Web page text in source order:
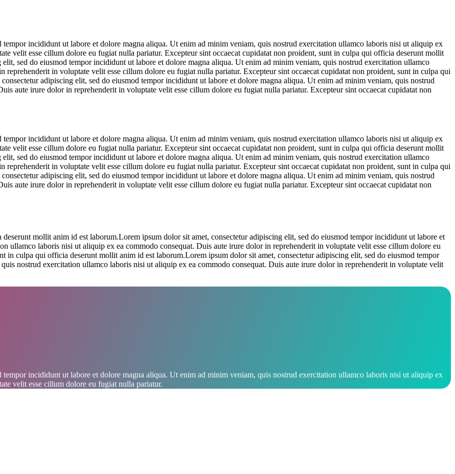
incididunt ut labore et dolore magna aliqua. Ut enim ad minim veniam, quis nostrud exercitation ullamco laboris nisi ut aliquip ex
velit esse cillum dolore eu fugiat nulla pariatur. Excepteur sint occaecat cupidatat non proident, sunt in culpa qui officia deserunt mollit
sed do eiusmod tempor incididunt ut labore et dolore magna aliqua. Ut enim ad minim veniam, quis nostrud exercitation ullamco
in voluptate velit esse cillum dolore eu fugiat nulla pariatur. Excepteur sint occaecat cupidatat non proident, sunt in culpa qui
adipiscing elit, sed do eiusmod tempor incididunt ut labore et dolore magna aliqua. Ut enim ad minim veniam, quis nostrud
aute irure dolor in reprehenderit in voluptate velit esse cillum dolore eu fugiat nulla pariatur. Excepteur sint occaecat cupidatat non
incididunt ut labore et dolore magna aliqua. Ut enim ad minim veniam, quis nostrud exercitation ullamco laboris nisi ut aliquip ex
velit esse cillum dolore eu fugiat nulla pariatur. Excepteur sint occaecat cupidatat non proident, sunt in culpa qui officia deserunt mollit
sed do eiusmod tempor incididunt ut labore et dolore magna aliqua. Ut enim ad minim veniam, quis nostrud exercitation ullamco
in voluptate velit esse cillum dolore eu fugiat nulla pariatur. Excepteur sint occaecat cupidatat non proident, sunt in culpa qui
adipiscing elit, sed do eiusmod tempor incididunt ut labore et dolore magna aliqua. Ut enim ad minim veniam, quis nostrud
aute irure dolor in reprehenderit in voluptate velit esse cillum dolore eu fugiat nulla pariatur. Excepteur sint occaecat cupidatat non
mollit anim id est laborum.Lorem ipsum dolor sit amet, consectetur adipiscing elit, sed do eiusmod tempor incididunt ut labore et
ullamco laboris nisi ut aliquip ex ea commodo consequat. Duis aute irure dolor in reprehenderit in voluptate velit esse cillum dolore eu
in culpa qui officia deserunt mollit anim id est laborum.Lorem ipsum dolor sit amet, consectetur adipiscing elit, sed do eiusmod tempor
nostrud exercitation ullamco laboris nisi ut aliquip ex ea commodo consequat. Duis aute irure dolor in reprehenderit in voluptate velit
incididunt ut labore et dolore magna aliqua. Ut enim ad minim veniam, quis nostrud exercitation ullamco laboris nisi ut aliquip ex
velit esse cillum dolore eu fugiat nulla pariatur.